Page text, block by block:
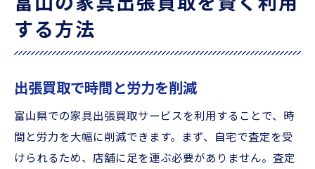
家具出張買取サービスの魅力と手順
出張買取サービスの手軽さを知る
出張買取を利用する利点とは
家具出張買取の具体的な手順
出張買取で安心して家具を売却
出張買取の査定ポイントを学ぶ
する方法
出張買取で時間と労力を削減
富山県での家具出張買取サービスを利用することで、時
間と労力を大幅に削減できます。まず、自宅で査定を受
けられるため、店舗に足を運ぶ必要がありません。査定